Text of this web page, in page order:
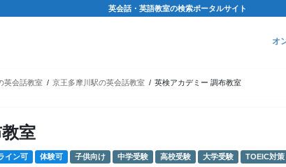
英会話・英語教室の検索ポータルサイト
オ
英会話教室 京王多摩川駅の英会話教室 英検アカデミー 調布教室
室
イン可 体験可 子供向け 中学受験 高校受験 大学受験 TOEIC対策